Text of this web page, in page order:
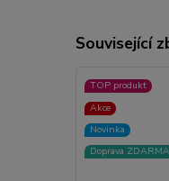
Související
TOP produkt
Akce
Novinka
Doprava ZDARMA